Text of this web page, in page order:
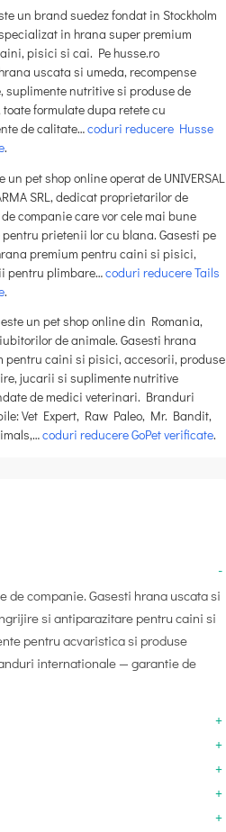
un brand suedez fondat in Stockholm
in hrana super premium
pisici si cai. Pe husse.ro
uscata si umeda, recompense
suplimente nutritive si produse de
formulate dupa retete cu
de calitate…coduri reducere Husse
.
un pet shop online operat de UNIVERSAL
SRL, dedicat proprietarilor de
companie care vor cele mai bune
prietenii lor cu blana. Gasesti pe
premium pentru caini si pisici,
pentru plimbare…coduri reducere Tails
.
este un pet shop online din Romania,
de animale. Gasesti hrana
pentru caini si pisici, accesorii, produse
jucarii si suplimente nutritive
de medici veterinari. Branduri
Vet Expert, Raw Paleo, Mr. Bandit,
coduri reducere GoPet verificate.
de companie. Gasesti hrana uscata si
si antiparazitare pentru caini si
pentru acvaristica si produse
internationale — garantie de